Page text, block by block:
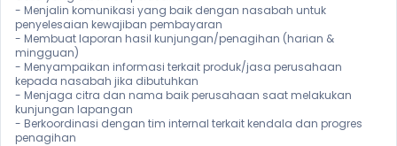
- Menjalin komunikasi yang baik dengan nasabah untuk
penyelesaian kewajiban pembayaran
- Membuat laporan hasil kunjungan/penagihan (harian &
mingguan)
- Menyampaikan informasi terkait produk/jasa perusahaan
kepada nasabah jika dibutuhkan
- Menjaga citra dan nama baik perusahaan saat melakukan
kunjungan lapangan
- Berkoordinasi dengan tim internal terkait kendala dan progres
penagihan